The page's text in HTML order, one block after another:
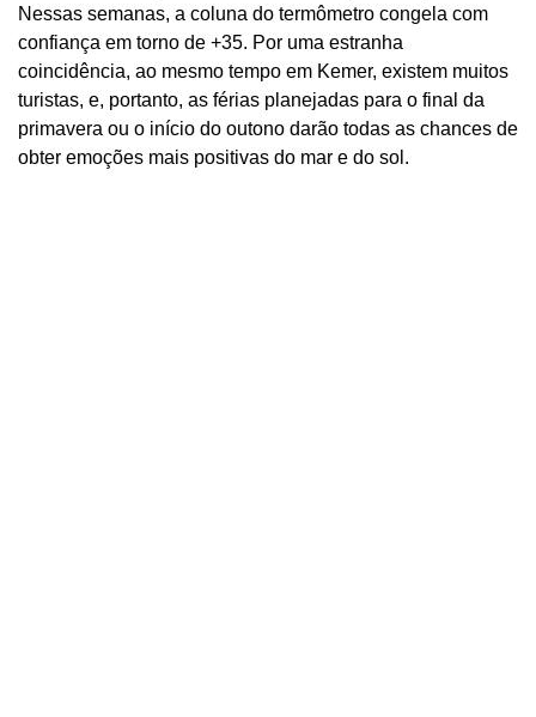
Nessas semanas, a coluna do termômetro congela com
confiança em torno de +35. Por uma estranha
coincidência, ao mesmo tempo em Kemer, existem muitos
turistas, e, portanto, as férias planejadas para o final da
primavera ou o início do outono darão todas as chances de
obter emoções mais positivas do mar e do sol.